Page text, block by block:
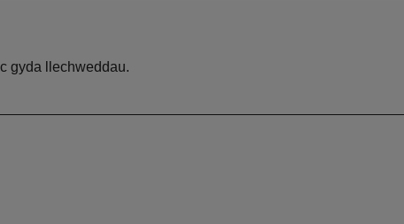
gyda llechweddau.